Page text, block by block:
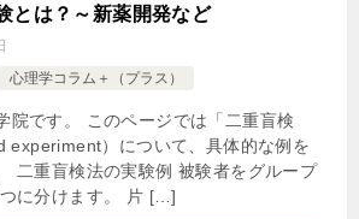
とは？～新薬開発など
心理学コラム＋（プラス）
院です。 このページでは「二重盲検
experiment）について、具体的な例を
二重盲検法の実験例 被験者をグループ
に分けます。 片 […]